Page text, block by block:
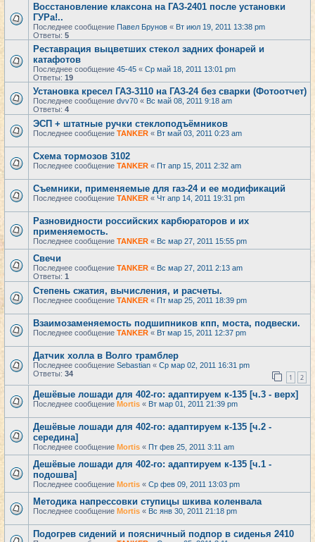
Восстановление клаксона на ГАЗ-2401 после установки
ГУРа!..
Последнее сообщение Павел Брунов « Вт июл 19, 2011 13:38 pm
Ответы: 5
Реставрация выцветших стекол задних фонарей и
катафотов
Последнее сообщение 45-45 « Ср май 18, 2011 13:01 pm
Ответы: 19
Установка кресел ГАЗ-3110 на ГАЗ-24 без сварки (Фотоотчет)
Последнее сообщение dvv70 « Вс май 08, 2011 9:18 am
Ответы: 4
ЭСП + штатные ручки стеклоподъёмников
Последнее сообщение TANKER « Вт май 03, 2011 0:23 am
Схема тормозов 3102
Последнее сообщение TANKER « Пт апр 15, 2011 2:32 am
Съемники, применяемые для газ-24 и ее модификаций
Последнее сообщение TANKER « Чт апр 14, 2011 19:31 pm
Разновидности российских карбюраторов и их
применяемость.
Последнее сообщение TANKER « Вс мар 27, 2011 15:55 pm
Свечи
Последнее сообщение TANKER « Вс мар 27, 2011 2:13 am
Ответы: 1
Степень сжатия, вычисления, и расчеты.
Последнее сообщение TANKER « Пт мар 25, 2011 18:39 pm
Взаимозаменяемость подшипников кпп, моста, подвески.
Последнее сообщение TANKER « Вт мар 15, 2011 12:37 pm
Датчик холла в Волго трамблер
Последнее сообщение Sebastian « Ср мар 02, 2011 16:31 pm
Ответы: 34 1 2
Дешёвые лошади для 402-го: адаптируем к-135 [ч.3 - верх]
Последнее сообщение Mortis « Вт мар 01, 2011 21:39 pm
Дешёвые лошади для 402-го: адаптируем к-135 [ч.2 -
середина]
Последнее сообщение Mortis « Пт фев 25, 2011 3:11 am
Дешёвые лошади для 402-го: адаптируем к-135 [ч.1 -
подошва]
Последнее сообщение Mortis « Ср фев 09, 2011 13:03 pm
Методика напрессовки ступицы шкива коленвала
Последнее сообщение Mortis « Вс янв 30, 2011 21:18 pm
Подогрев сидений и поясничный подпор в сиденья 2410